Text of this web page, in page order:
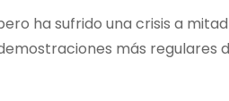
ha sufrido una crisis a
más regulares